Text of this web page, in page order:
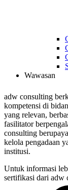
Wawasan
adw consulting
kompetensi di
yang relevan,
fasilitator
consulting
kelola pengadaan
institusi.
Untuk informasi
sertifikasi dari adw